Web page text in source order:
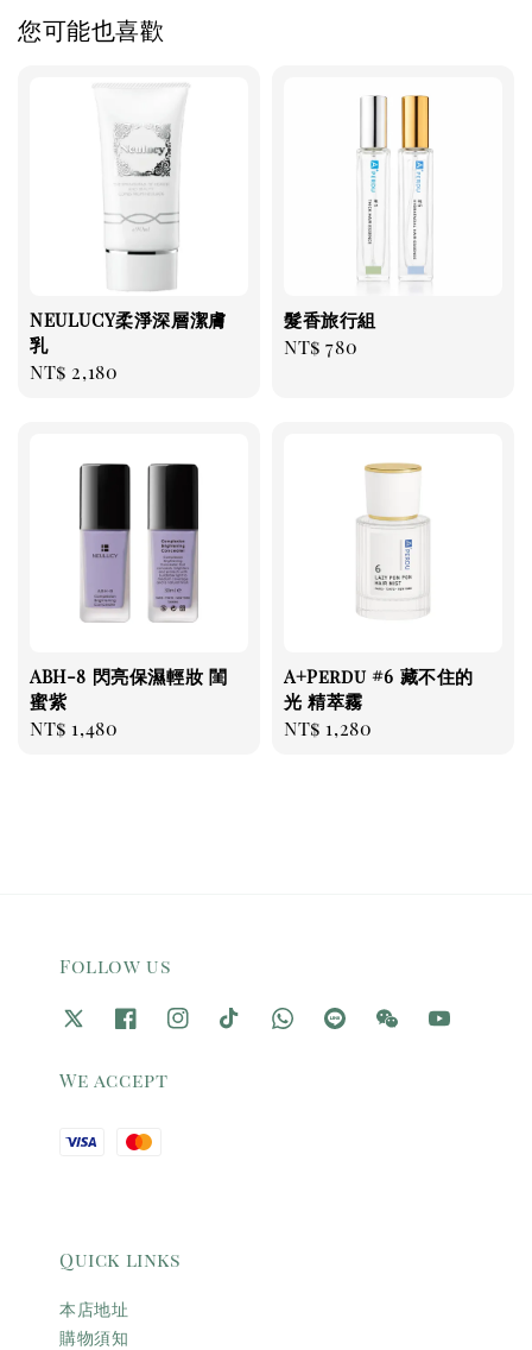
您可能也喜歡
NEULUCY柔淨深層潔膚
乳
Regular
NT$ 2,180
髮香旅行組
Regular
NT$ 780
ABH-8 閃亮保濕輕妝 閨
蜜紫
Regular
NT$ 1,480
A+Perdu #6 藏不住的
光 精萃霧
Regular
NT$ 1,280
Follow us
We accept
Quick links
本店地址
購物須知